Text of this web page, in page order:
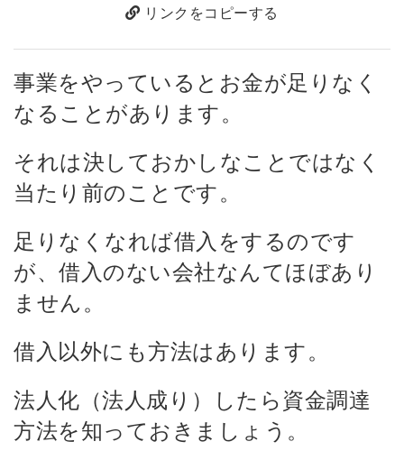
リンクをコピーする
事業をやっているとお金が足りなく
なることがあります。
それは決しておかしなことではなく
当たり前のことです。
足りなくなれば借入をするのです
が、借入のない会社なんてほぼあり
ません。
借入以外にも方法はあります。
法人化（法人成り）したら資金調達
方法を知っておきましょう。